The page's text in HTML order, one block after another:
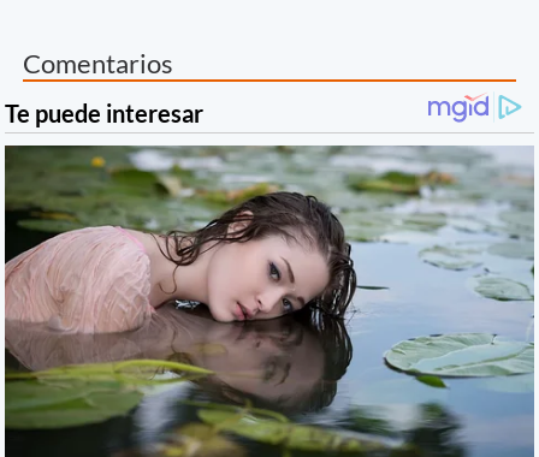
Comentarios